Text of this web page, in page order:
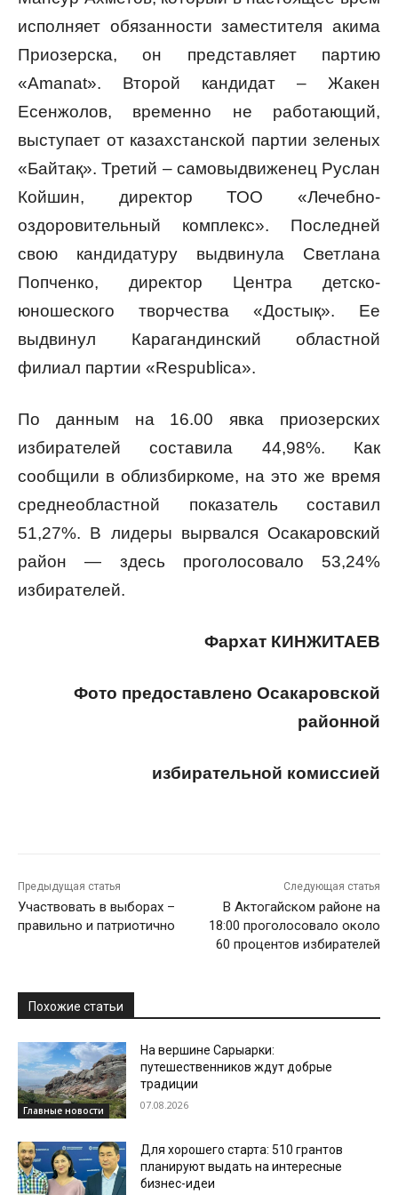
исполняет обязанности заместителя акима
Приозерска, он представляет партию
«Amanat». Второй кандидат – Жакен
Есенжолов, временно не работающий,
выступает от казахстанской партии зеленых
«Байтақ». Третий – самовыдвиженец Руслан
Койшин, директор ТОО «Лечебно-
оздоровительный комплекс». Последней
свою кандидатуру выдвинула Светлана
Попченко, директор Центра детско-
юношеского творчества «Достық». Ее
выдвинул Карагандинский областной
филиал партии «Respublica».
По данным на 16.00 явка приозерских
избирателей составила 44,98%. Как
сообщили в облизбиркоме, на это же время
среднеобластной показатель составил
51,27%. В лидеры вырвался Осакаровский
район — здесь проголосовало 53,24%
избирателей.
Фархат КИНЖИТАЕВ
Фото предоставлено Осакаровской
районной
избирательной комиссией
Предыдущая статья
Участвовать в выборах –
правильно и патриотично
Следующая статья
В Актогайском районе на
18:00 проголосовало около
60 процентов избирателей
Похожие статьи
Главные новости
На вершине Сарыарки:
путешественников ждут добрые
традиции
07.08.2026
Для хорошего старта: 510 грантов
планируют выдать на интересные
бизнес-идеи